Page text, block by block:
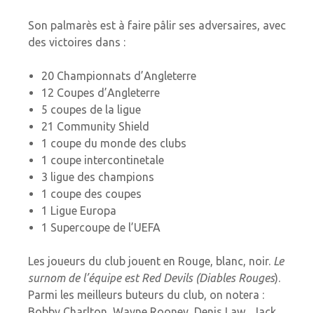
Son palmarès est à faire pâlir ses adversaires, avec
des victoires dans :
20 Championnats d’Angleterre
12 Coupes d’Angleterre
5 coupes de la ligue
21 Community Shield
1 coupe du monde des clubs
1 coupe intercontinetale
3 ligue des champions
1 coupe des coupes
1 Ligue Europa
1 Supercoupe de l’UEFA
Les joueurs du club jouent en Rouge, blanc, noir. Le
surnom de l’équipe est Red Devils (Diables Rouges).
Parmi les meilleurs buteurs du club, on notera :